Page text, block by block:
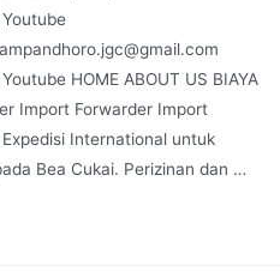
HOME ABOUT US BIAYA
Import Forwarder Import
International untuk
Bea Cukai. Perizinan dan …